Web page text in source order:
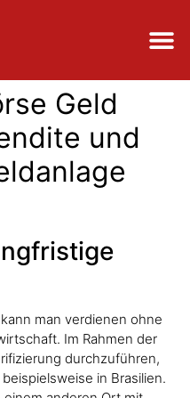
Geld
und
man verdienen ohne
Im Rahmen der
durchzuführen,
in Brasilien.